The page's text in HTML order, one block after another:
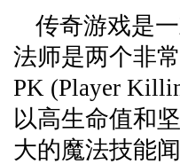
传奇游戏是
法师是两个非
PK (Player
以高生命值和
大的魔法技能